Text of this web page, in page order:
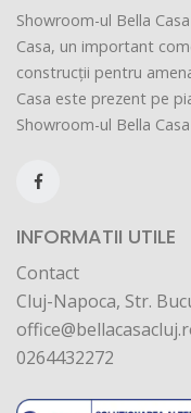
Showroom-ul Bella
Casa, un important
construcții pentru
Casa este prezent pe
Showroom-ul Bella
INFORMATII UTILE
Contact
Cluj-Napoca, Str.
0264432272